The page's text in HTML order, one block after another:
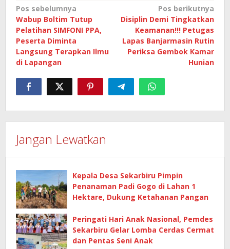
Navigasi
pos
Pos sebelumnya
Wabup Boltim Tutup
Pelatihan SIMFONI PPA,
Peserta Diminta
Langsung Terapkan Ilmu
di Lapangan
Pos berikutnya
Disiplin Demi Tingkatkan
Keamanan!!! Petugas
Lapas Banjarmasin Rutin
Periksa Gembok Kamar
Hunian
Jangan Lewatkan
Kepala Desa Sekarbiru Pimpin
Penanaman Padi Gogo di Lahan 1
Hektare, Dukung Ketahanan Pangan
Peringati Hari Anak Nasional, Pemdes
Sekarbiru Gelar Lomba Cerdas Cermat
dan Pentas Seni Anak